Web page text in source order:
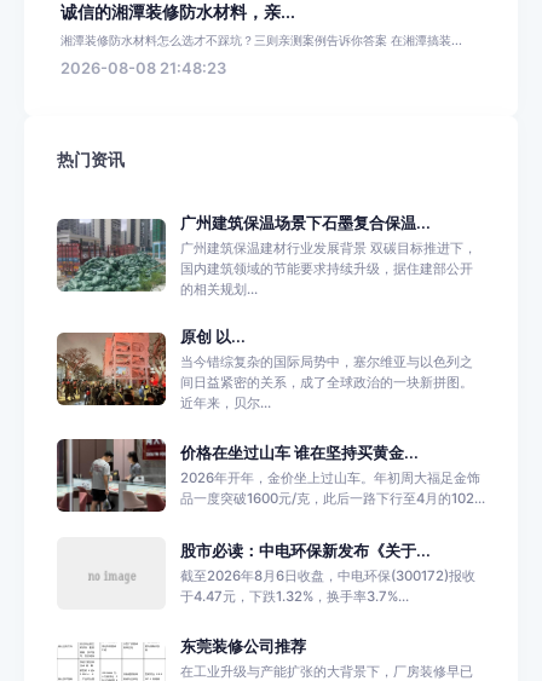
诚信的湘潭装修防水材料，亲...
湘潭装修防水材料怎么选才不踩坑？三则亲测案例告诉你答案 在湘潭搞装...
2026-08-08 21:48:23
热门资讯
广州建筑保温场景下石墨复合保温...
广州建筑保温建材行业发展背景 双碳目标推进下，
国内建筑领域的节能要求持续升级，据住建部公开
的相关规划...
原创 以...
当今错综复杂的国际局势中，塞尔维亚与以色列之
间日益紧密的关系，成了全球政治的一块新拼图。
近年来，贝尔...
价格在坐过山车 谁在坚持买黄金...
2026年开年，金价坐上过山车。年初周大福足金饰
品一度突破1600元/克，此后一路下行至4月的102...
股市必读：中电环保新发布《关于...
截至2026年8月6日收盘，中电环保(300172)报收
于4.47元，下跌1.32%，换手率3.7%...
东莞装修公司推荐
在工业升级与产能扩张的大背景下，厂房装修早已